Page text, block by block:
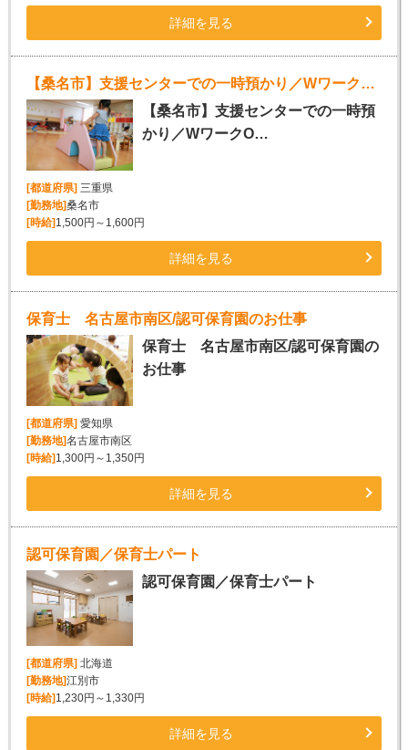
詳細を見る
【桑名市】支援センターでの一時預かり／WワークOK
【桑名市】支援センターでの一時預
かり／WワークO…
[都道府県] 三重県
[勤務地]桑名市
[時給] 1,500円～1,600円
詳細を見る
保育士 名古屋市南区/認可保育園のお仕事
保育士 名古屋市南区/認可保育園の
お仕事
[都道府県] 愛知県
[勤務地]名古屋市南区
[時給] 1,300円～1,350円
詳細を見る
認可保育園／保育士パート
認可保育園／保育士パート
[都道府県] 北海道
[勤務地]江別市
[時給] 1,230円～1,330円
詳細を見る